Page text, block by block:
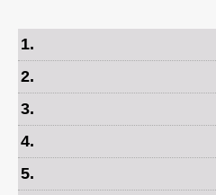
1.
2.
3.
4.
5.